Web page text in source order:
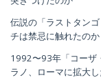
伝説の「ラストタン
チは禁忌に触れたのか
1992〜93年「コーザ
ラノ、ローマに拡大